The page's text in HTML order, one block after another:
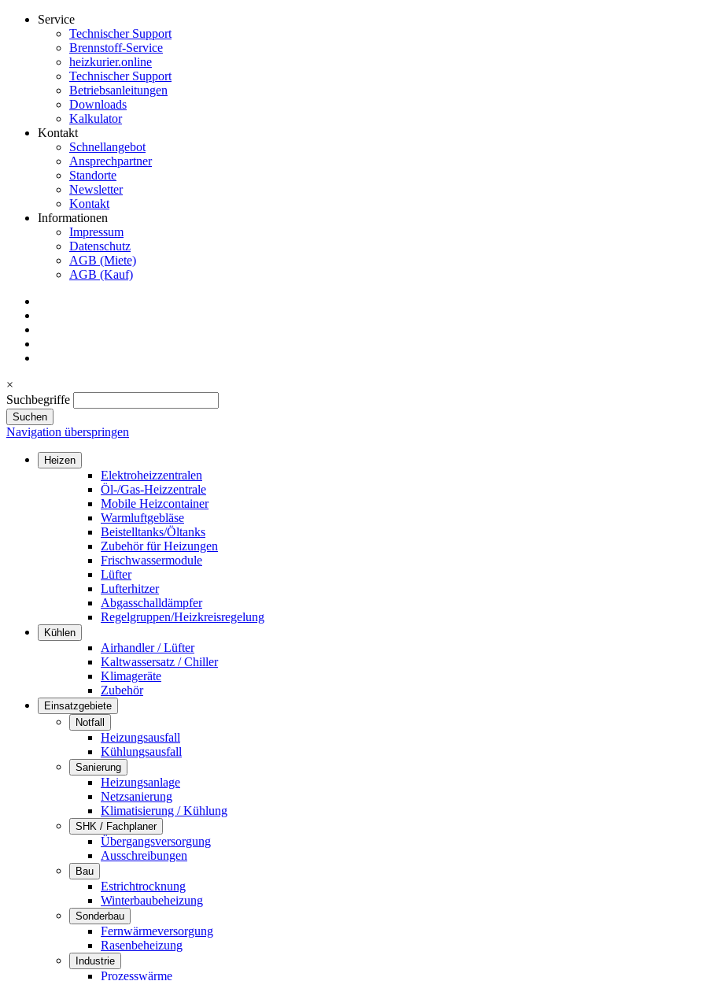
Service
Technischer Support
Brennstoff-Service
heizkurier.online
Technischer Support
Betriebsanleitungen
Downloads
Kalkulator
Kontakt
Schnellangebot
Ansprechpartner
Standorte
Newsletter
Kontakt
Informationen
Impressum
Datenschutz
AGB (Miete)
AGB (Kauf)
×
Suchbegriffe
Suchen
Navigation überspringen
Heizen
Elektroheizzentralen
Öl-/Gas-Heizzentrale
Mobile Heizcontainer
Warmluftgebläse
Beistelltanks/Öltanks
Zubehör für Heizungen
Frischwassermodule
Lüfter
Lufterhitzer
Abgasschalldämpfer
Regelgruppen/Heizkreisregelung
Kühlen
Airhandler / Lüfter
Kaltwassersatz / Chiller
Klimageräte
Zubehör
Einsatzgebiete
Notfall
Heizungsausfall
Kühlungsausfall
Sanierung
Heizungsanlage
Netzsanierung
Klimatisierung / Kühlung
SHK / Fachplaner
Übergangsversorgung
Ausschreibungen
Bau
Estrichtrocknung
Winterbaubeheizung
Sonderbau
Fernwärmeversorgung
Rasenbeheizung
Industrie
Prozesswärme